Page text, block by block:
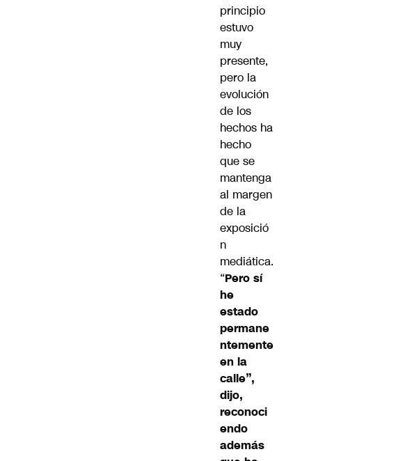
principio
estuvo
muy
presente,
pero la
evolución
de los
hechos ha
hecho
que se
mantenga
al margen
de la
exposició
n
mediática.
“Pero sí
he
estado
permane
ntemente
en la
calle”,
dijo,
reconoci
endo
además